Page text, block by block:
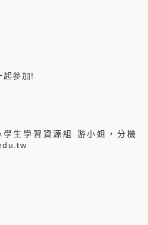
起參加!
生學習資源組 游小姐，分機